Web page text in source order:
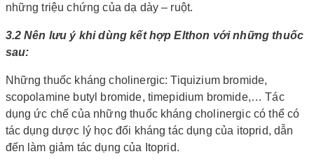
những triệu chứng của dạ dày – ruột.
3.2 Nên lưu ý khi dùng kết hợp Elthon với những thuốc
sau:
Những thuốc kháng cholinergic: Tiquizium bromide,
scopolamine butyl bromide, timepidium bromide,… Tác
dụng ức chế của những thuốc kháng cholinergic có thể có
tác dụng dược lý học đối kháng tác dụng của itoprid, dẫn
đến làm giảm tác dụng của Itoprid.